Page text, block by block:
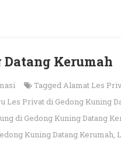
Kerumah
TaggedAlamat Les
Les Privat di Gedong Kuning
di Gedong Kuning Datang
Kuning Datang Kerumah,